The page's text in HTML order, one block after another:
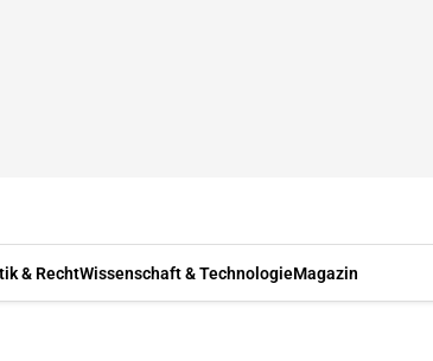
& RechtWissenschaft & TechnologieMagazin